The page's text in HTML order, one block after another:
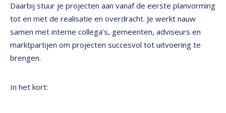
Daarbij stuur je projecten aan vanaf de eerste planvorming
tot en met de realisatie en overdracht. Je werkt nauw
samen met interne collega’s, gemeenten, adviseurs en
marktpartijen om projecten succesvol tot uitvoering te
brengen.
In het kort: